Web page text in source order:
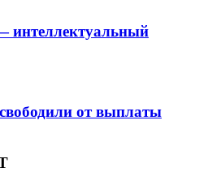
интеллектуальный
от выплаты